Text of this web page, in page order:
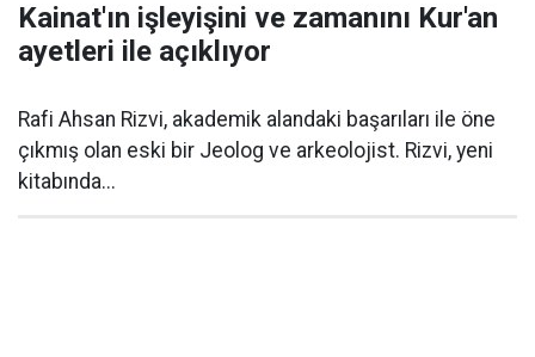
Kainat'ın işleyişini ve zamanını Kur'an
ayetleri ile açıklıyor
Rafi Ahsan Rizvi, akademik alandaki başarıları ile öne
çıkmış olan eski bir Jeolog ve arkeolojist. Rizvi, yeni
kitabında...